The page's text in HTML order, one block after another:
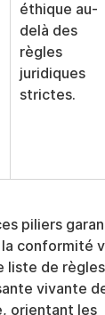
éthique au-
delà des
règles
juridiques
strictes.
piliers
conformité
liste de
vivante
orientant les